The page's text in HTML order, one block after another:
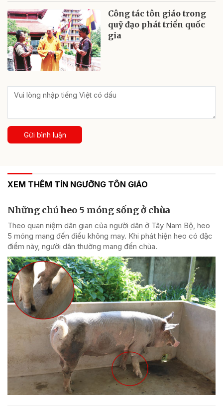
Công tác tôn giáo trong
quỹ đạo phát triển quốc
gia
Gửi bình luận
XEM THÊM TÍN NGƯỠNG TÔN GIÁO
Những chú heo 5 móng sống ở chùa
Theo quan niệm dân gian của người dân ở Tây Nam Bộ, heo
5 móng mang đến điều không may. Khi phát hiện heo có đặc
điểm này, người dân thường mang đến chùa.